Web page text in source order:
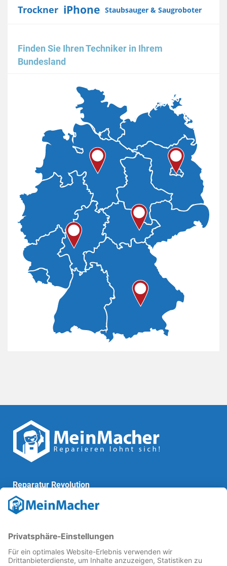
Trockner iPhone Staubsauger & Saugroboter
Finden Sie Ihren Techniker in Ihrem
Bundesland
Reparatur Revolution
MeinMacher ist eine Marke der
kämpft als Gründungsmitglied des
Reparaturbedingungen: Für Produkte, die sich gut
reparieren lassen, für günstigere Ersatzteile und den
Erhalt der reparierenden Betriebe und des Reparatur-